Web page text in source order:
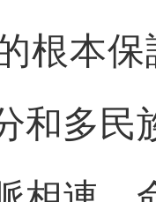
根本
和多民